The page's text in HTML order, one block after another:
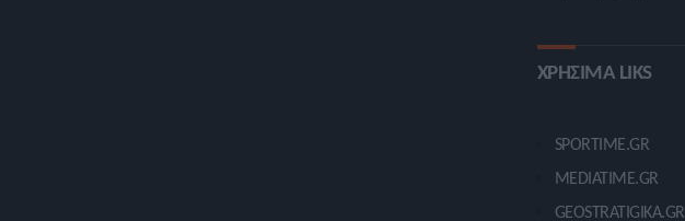
ΧΡΗΣΙΜΑ LIKS
SPORTIME.GR
MEDIATIME.GR
GEOSTRATIGIKA.GR